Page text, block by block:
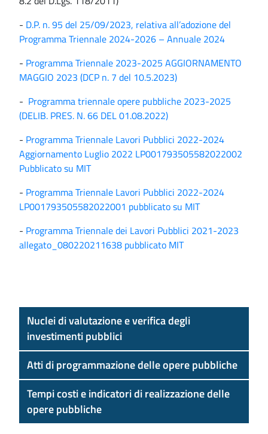
- D.P. n. 95 del 25/09/2023, relativa all’adozione del
Programma Triennale 2024-2026 – Annuale 2024
- Programma Triennale 2023-2025 AGGIORNAMENTO
MAGGIO 2023 (DCP n. 7 del 10.5.2023)
- Programma triennale opere pubbliche 2023-2025
(DELIB. PRES. N. 66 DEL 01.08.2022)
- Programma Triennale Lavori Pubblici 2022-2024
Aggiornamento Luglio 2022 LP001793505582022002
Pubblicato su MIT
- Programma Triennale Lavori Pubblici 2022-2024
LP001793505582022001 pubblicato su MIT
- Programma Triennale dei Lavori Pubblici 2021-2023
allegato_080220211638 pubblicato MIT
Nuclei di valutazione e verifica degli
investimenti pubblici
Atti di programmazione delle opere pubbliche
Tempi costi e indicatori di realizzazione delle
opere pubbliche